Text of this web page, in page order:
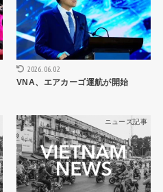
2026.06.02
VNA、エアカーゴ運航が開始
ニュース記事